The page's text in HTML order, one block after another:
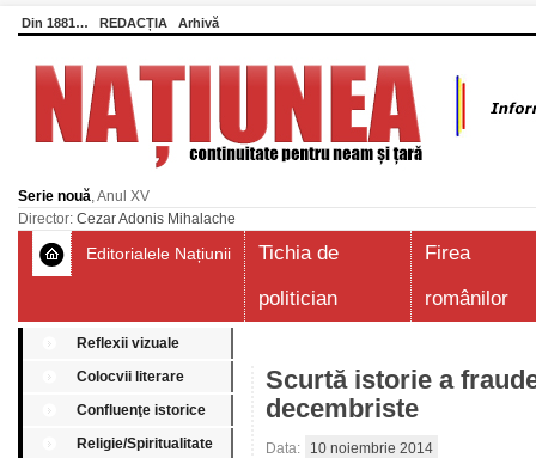
Din 1881… REDACȚIA Arhivă
Serie nouă, Anul XV
Director: Cezar Adonis Mihalache
Editorialele Națiunii
Tichia de
politician
Firea
românilor
Reflexii vizuale
Colocvii literare
Confluenţe istorice
Religie/Spiritualitate
Scurtă istorie a
decembriste
Data: 10 noiembrie 2014